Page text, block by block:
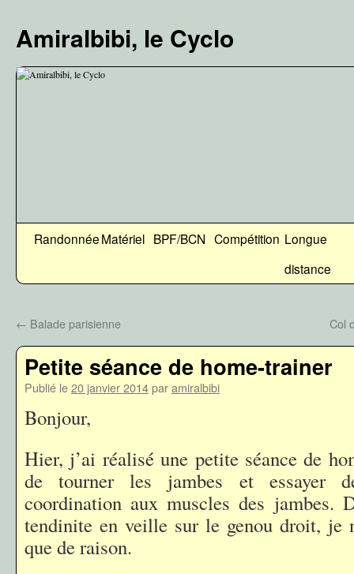
contenu
Amiralbibi, le Cyclo
RandonnéeMatériel BPF/BCN Compétition Longue
distance
← Balade parisienne Col
Petite séance de home-trainer
Publié le20 janvier 2014paramiralbibi
Bonjour,
Hier, j’ai réalisé une petite séance de
de tourner les jambes et essayer
coordination aux muscles des jambes.
tendinite en veille sur le genou droit, je
que de raison.